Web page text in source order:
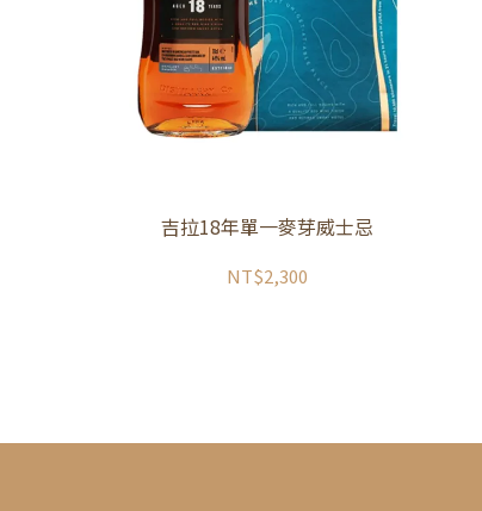
吉拉18年單一麥芽威士忌
NT$2,300